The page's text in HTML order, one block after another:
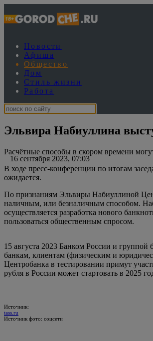
Новости
Афиша
Общество
Дом
Стиль жизни
Работа
Эльвира Набиуллина
16 сентября 2023, 07:03
Расчётные способы в скором времени
В ходе пресс-конференции по итогам
ожидается.
По признаниям Эльвиры Набиуллиной
наличным, или безналичным способом.
осуществляется разработка нового
пользоваться общественным спросом.
15 августа 2023 Банком России и
банкам, клиентам (физическим и
Центробанка в тестировании примут
рубля в России может стартовать в 2025
Источник:
tass.ru
Источник фото: соцсети